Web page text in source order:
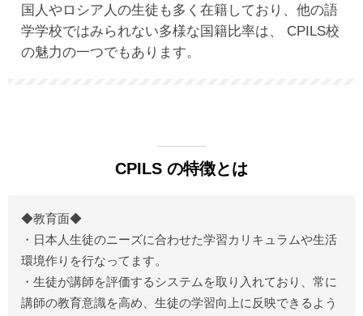
国人やロシア人の生徒も多く在籍しており、他の語
学学校ではみられない多様な国籍比率は、 CPILS校
の魅力の一つでもあります。
CPILS の特徴とは
◆教育面◆
・日本人生徒のニーズに合わせた学習カリキュラムや生活
環境作りを行なってます。
・生徒が講師を評価するシステムを取り入れており、常に
講師の教育意識を高め、生徒の学習向上に反映できるよう